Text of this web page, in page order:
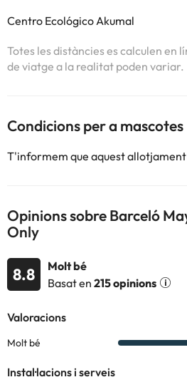
Centro Ecológico Akumal
Totes les distàncies es calculen en
de viatge a la realitat poden variar.
Condicions per a mascotes
T'informem que aquest
Opinions sobre Barceló
Only
8.8
Molt bé
Basat en 215 opinions